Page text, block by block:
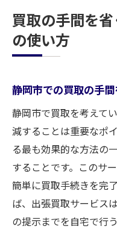
買取の手間を
の使い方
静岡市での買取の手
静岡市で買取を考えて
減することは重要なポ
る最も効果的な方法の
することです。このサ
簡単に買取手続きを完
ば、出張買取サービス
の提示までを自宅で行